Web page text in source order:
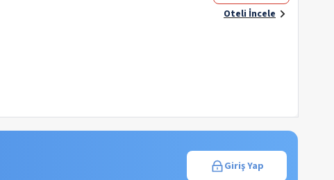
Oteli İncele
Giriş Yap